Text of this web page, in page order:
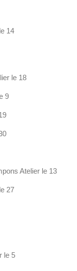
14
le 18
9
Atelier le 13
27
le 5